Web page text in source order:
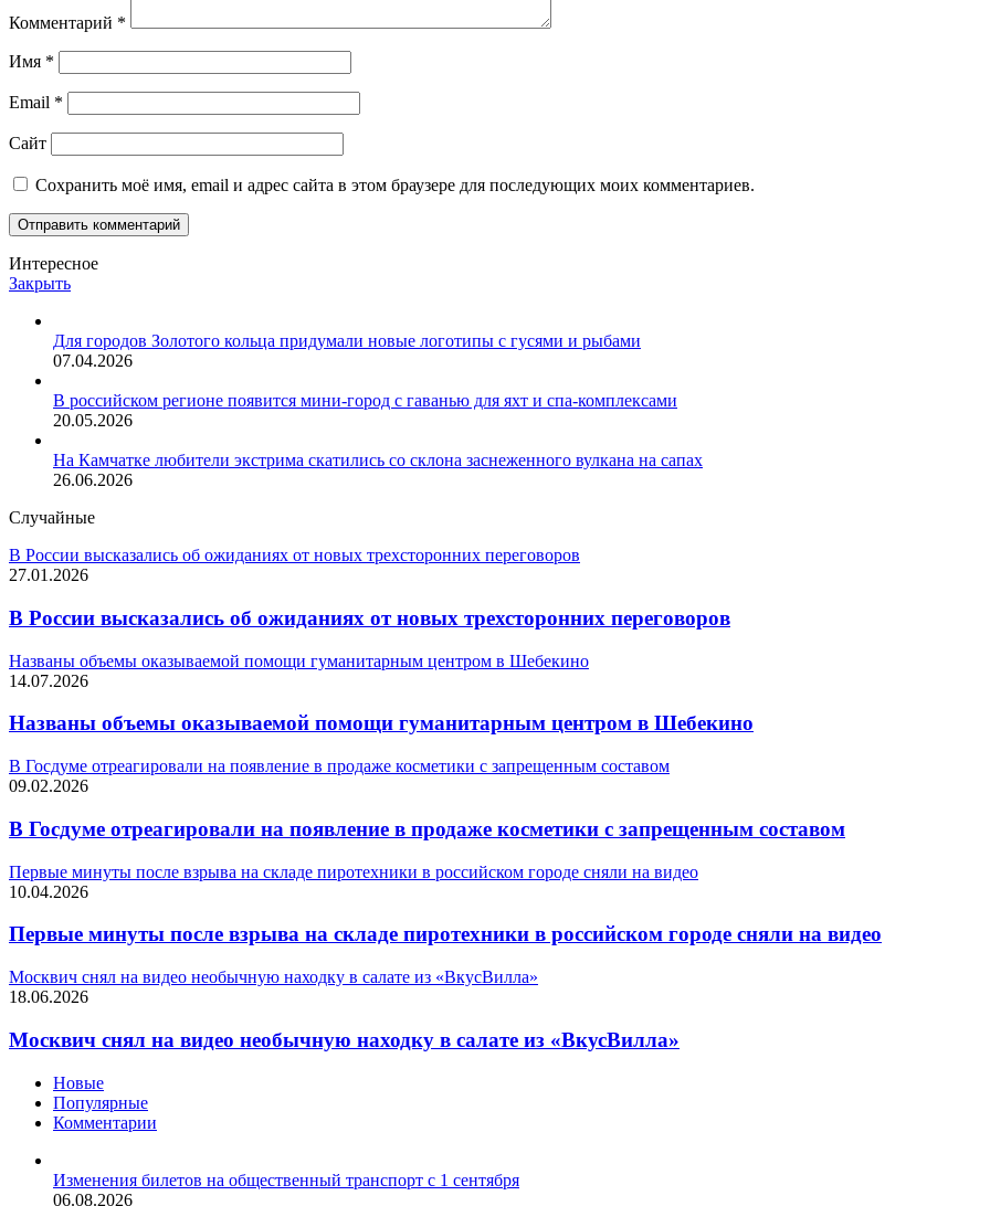
Комментарий *
Имя *
Email *
Сайт
Сохранить моё имя, email и адрес сайта в этом браузере для последующих моих комментариев.
Интересное
Закрыть
Для городов Золотого кольца придумали новые логотипы с гусями и рыбами
07.04.2026
В российском регионе появится мини-город с гаванью для яхт и спа-комплексами
20.05.2026
На Камчатке любители экстрима скатились со склона заснеженного вулкана на сапах
26.06.2026
Случайные
В России высказались об ожиданиях от новых трехсторонних переговоров
27.01.2026
В России высказались об ожиданиях от новых трехсторонних переговоров
Названы объемы оказываемой помощи гуманитарным центром в Шебекино
14.07.2026
Названы объемы оказываемой помощи гуманитарным центром в Шебекино
В Госдуме отреагировали на появление в продаже косметики с запрещенным составом
09.02.2026
В Госдуме отреагировали на появление в продаже косметики с запрещенным составом
Первые минуты после взрыва на складе пиротехники в российском городе сняли на видео
10.04.2026
Первые минуты после взрыва на складе пиротехники в российском городе сняли на видео
Москвич снял на видео необычную находку в салате из «ВкусВилла»
18.06.2026
Москвич снял на видео необычную находку в салате из «ВкусВилла»
Новые
Популярные
Комментарии
Изменения билетов на общественный транспорт с 1 сентября
06.08.2026